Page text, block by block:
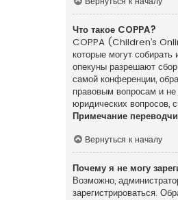
Что такое COPPA?
COPPA (Children’s
которые могут
опекуны разрешают
самой конференции,
правовым вопросам и
юридических вопросов,
Примечание
Вернуться к началу
Почему я не могу
Возможно,
зарегистрироваться.